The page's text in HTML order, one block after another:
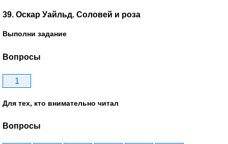
39. Оскар Уайльд. Соловей и роза
Выполни задание
Вопросы
1
Для тех, кто внимательно читал
Вопросы